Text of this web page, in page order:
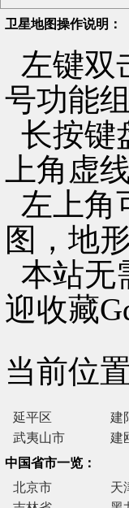
卫星地图操作说明：
左键双
号功能
长按键
上角虚
左上角
图，地
本站无
迎收藏
当前位
延平区 建
武夷山市
建
中国省市一览：
北京市
天